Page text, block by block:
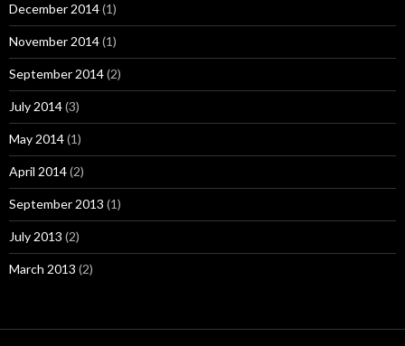
December 2014(1)
November 2014(1)
September 2014(2)
July 2014(3)
May 2014(1)
April 2014(2)
September 2013 (1)
July 2013 (2)
March 2013 (2)